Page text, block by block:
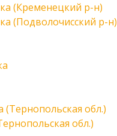
(Кременецкий р-н)
(Подволочисский р-н)
обл.)
обл.)